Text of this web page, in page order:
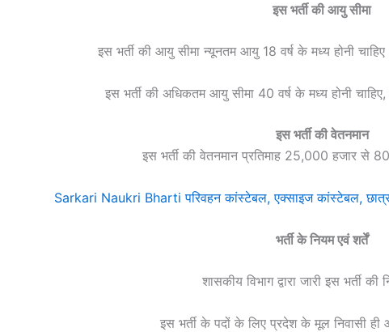
इस भर्ती की आयु सीमा
इस भर्ती की आयु सीमा न्यूनतम आयु 18 वर्ष के मध्य होनी
इस भर्ती की अधिकतम आयु सीमा 40 वर्ष के मध्य होनी
इस भर्ती की वेतनमान
इस भर्ती की वेतनमान प्रतिमाह 25,000 हजार से
Sarkari Naukri Bharti परिवहन कांस्टेबल, एक्साइज कांस्टेबल,
भर्ती के नियम एवं शर्तें
शासकीय विभाग द्वारा जारी इस भर्ती की
इस भर्ती के पदों के लिए प्रदेश के मूल निवासी